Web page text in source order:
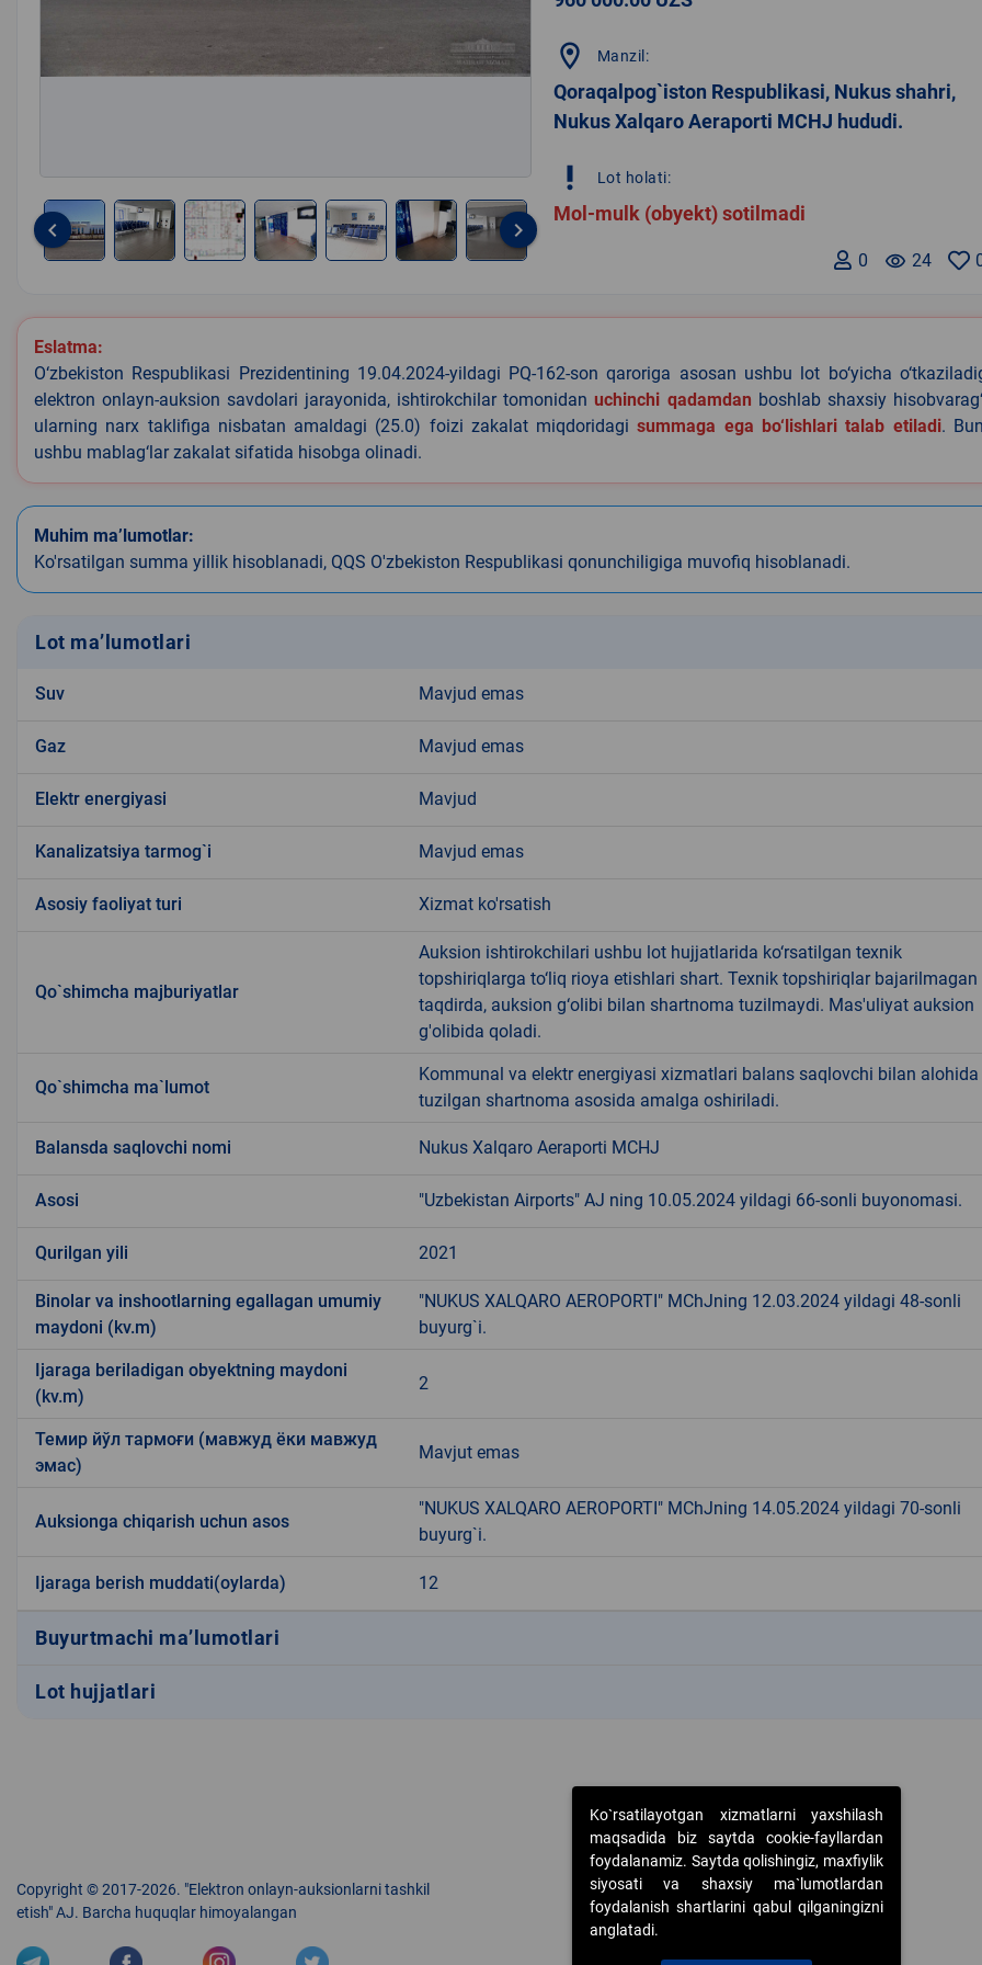
of
8
keyboard_arrow_left keyboard_arrow_right
location_on Manzil:
Qoraqalpog`iston Respublikasi, Nukus shahri,
Nukus Xalqaro Aeraporti MCHJ hududi.
priority_high Lot holati:
Mol-mulk (obyekt) sotilmadi
remove_red_eye 24
0
Eslatma:
O‘zbekiston Respublikasi Prezidentining 19.04.2024-yildagi PQ-162-son qaroriga asosan ushbu lot bo‘yicha
elektron onlayn-auksion savdolari jarayonida, ishtirokchilar tomonidanuchinchi qadamdan boshlab shaxsiy
ularning narx taklifiga nisbatan amaldagi (25.0) foizi zakalat miqdoridagisummaga ega bo‘lishlari talab etiladi.
ushbu mablag‘lar zakalat sifatida hisobga olinadi.
Muhim ma’lumotlar:
Ko'rsatilgan summa yillik hisoblanadi, QQS O'zbekiston Respublikasi qonunchiligiga muvofiq hisoblanadi.
Lot ma’lumotlari
Suv Mavjud emas
Gaz Mavjud emas
Elektr energiyasi Mavjud
Kanalizatsiya tarmog`i Mavjud emas
Аsosiy faoliyat turi Xizmat ko'rsatish
Qo`shimcha majburiyatlar
Auksion ishtirokchilari ushbu lot hujjatlarida ko‘rsatilgan texnik
topshiriqlarga to‘liq rioya etishlari shart. Texnik topshiriqlar bajarilmagan
taqdirda, auksion g‘olibi bilan shartnoma tuzilmaydi. Mas'uliyat auksion
g'olibida qoladi.
Qo`shimcha ma`lumot
Kommunal va elektr energiyasi xizmatlari balans saqlovchi bilan alohida
tuzilgan shartnoma asosida amalga oshiriladi.
Balansda saqlovchi nomi Nukus Xalqaro Aeraporti MCHJ
Asosi "Uzbekistan Airports" AJ ning 10.05.2024 yildagi 66-sonli buyonomasi.
Qurilgan yili 2021
Binolar va inshootlarning egallagan umumiy
maydoni (kv.m)
"NUKUS XALQARO AEROPORTI" MChJning 12.03.2024 yildagi 48-sonli
buyurg`i.
Ijaraga beriladigan obyektning maydoni
(kv.m)
2
Темир йўл тармоғи (мавжуд ёки мавжуд
эмас)
Mavjut emas
Auksionga chiqarish uchun asos
"NUKUS XALQARO AEROPORTI" MChJning 14.05.2024 yildagi 70-sonli
buyurg`i.
Ijaraga berish muddati(oylarda) 12
Buyurtmachi ma’lumotlari
Lot hujjatlari
Copyright © 2017-2026. "Elektron onlayn-auksionlarni tashkil
etish" AJ. Barcha huquqlar himoyalangan
Ko`rsatilayotgan xizmatlarni yaxshilash
maqsadida biz saytda cookie-fayllardan
foydalanamiz. Saytda qolishingiz, maxfiylik
siyosati va shaxsiy ma`lumotlardan
foydalanish shartlarini qabul qilganingizni
anglatadi.